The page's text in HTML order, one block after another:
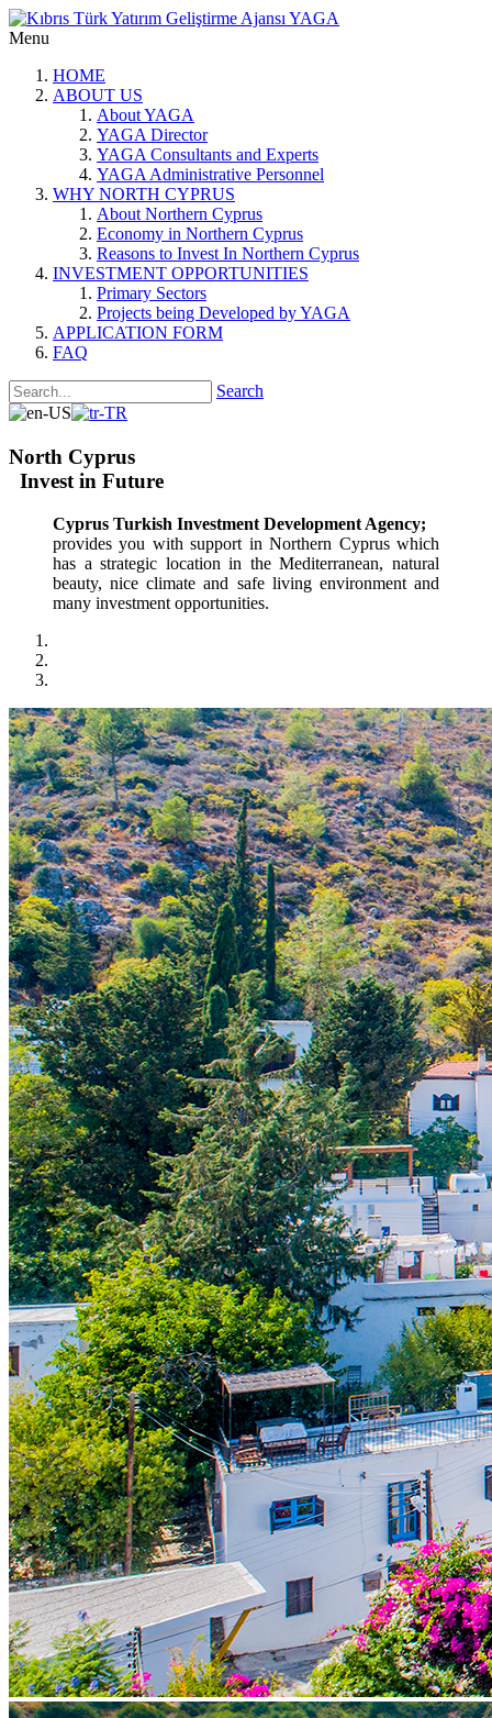
Menu
HOME
ABOUT US
About YAGA
YAGA Director
YAGA Consultants and Experts
YAGA Administrative Personnel
WHY NORTH CYPRUS
About Northern Cyprus
Economy in Northern Cyprus
Reasons to Invest In Northern Cyprus
INVESTMENT OPPORTUNITIES
Primary Sectors
Projects being Developed by YAGA
APPLICATION FORM
FAQ
Search
North Cyprus
Invest in Future
Cyprus Turkish Investment Development Agency;
provides you with support in Northern Cyprus which
has a strategic location in the Mediterranean, natural
beauty, nice climate and safe living environment and
many investment opportunities.